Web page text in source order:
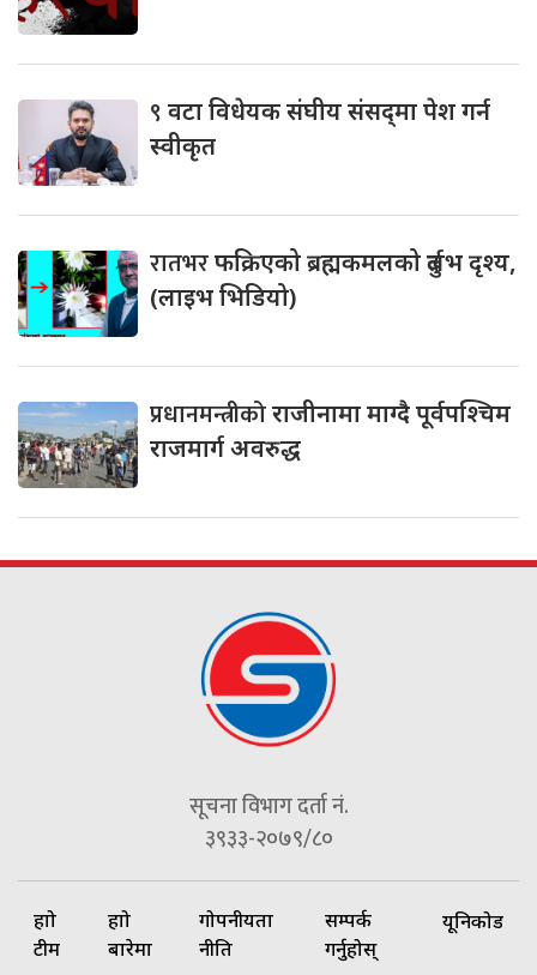
९ वटा विधेयक संघीय संसद्‌मा पेश गर्न
स्वीकृत
रातभरफक्रिएको ब्रह्मकमलको दुर्लभ दृश्य,
(लाइभ भिडियो)
प्रधानमन्त्रीकोराजीनामा माग्दै पूर्वपश्चिम
राजमार्ग अवरुद्ध
सूचना विभाग दर्ता नं.
३९३३-२०७९/८०
हाम्रो
टीम
हाम्रो
बारेमा
गोपनीयता
नीति
सम्पर्क
गर्नुहोस्
यूनिकोड